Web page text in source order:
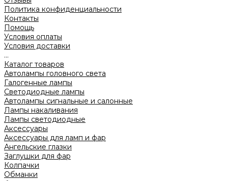
Политика конфиденциальности
Контакты
Помощь
Условия оплаты
Условия доставки
...
Каталог товаров
Автолампы головного света
Галогенные лампы
Светодиодные лампы
Автолампы сигнальные и салонные
Лампы накаливания
Лампы светодиодные
Аксессуары
Аксессуары для ламп и фар
Ангельские глазки
Заглушки для фар
Колпачки
Обманки